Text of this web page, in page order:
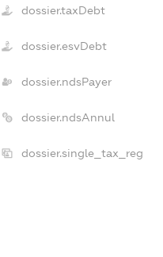
dossier.taxDebt
dossier.esvDebt
dossier.ndsPayer
dossier.ndsAnnul
dossier.single_tax_reg